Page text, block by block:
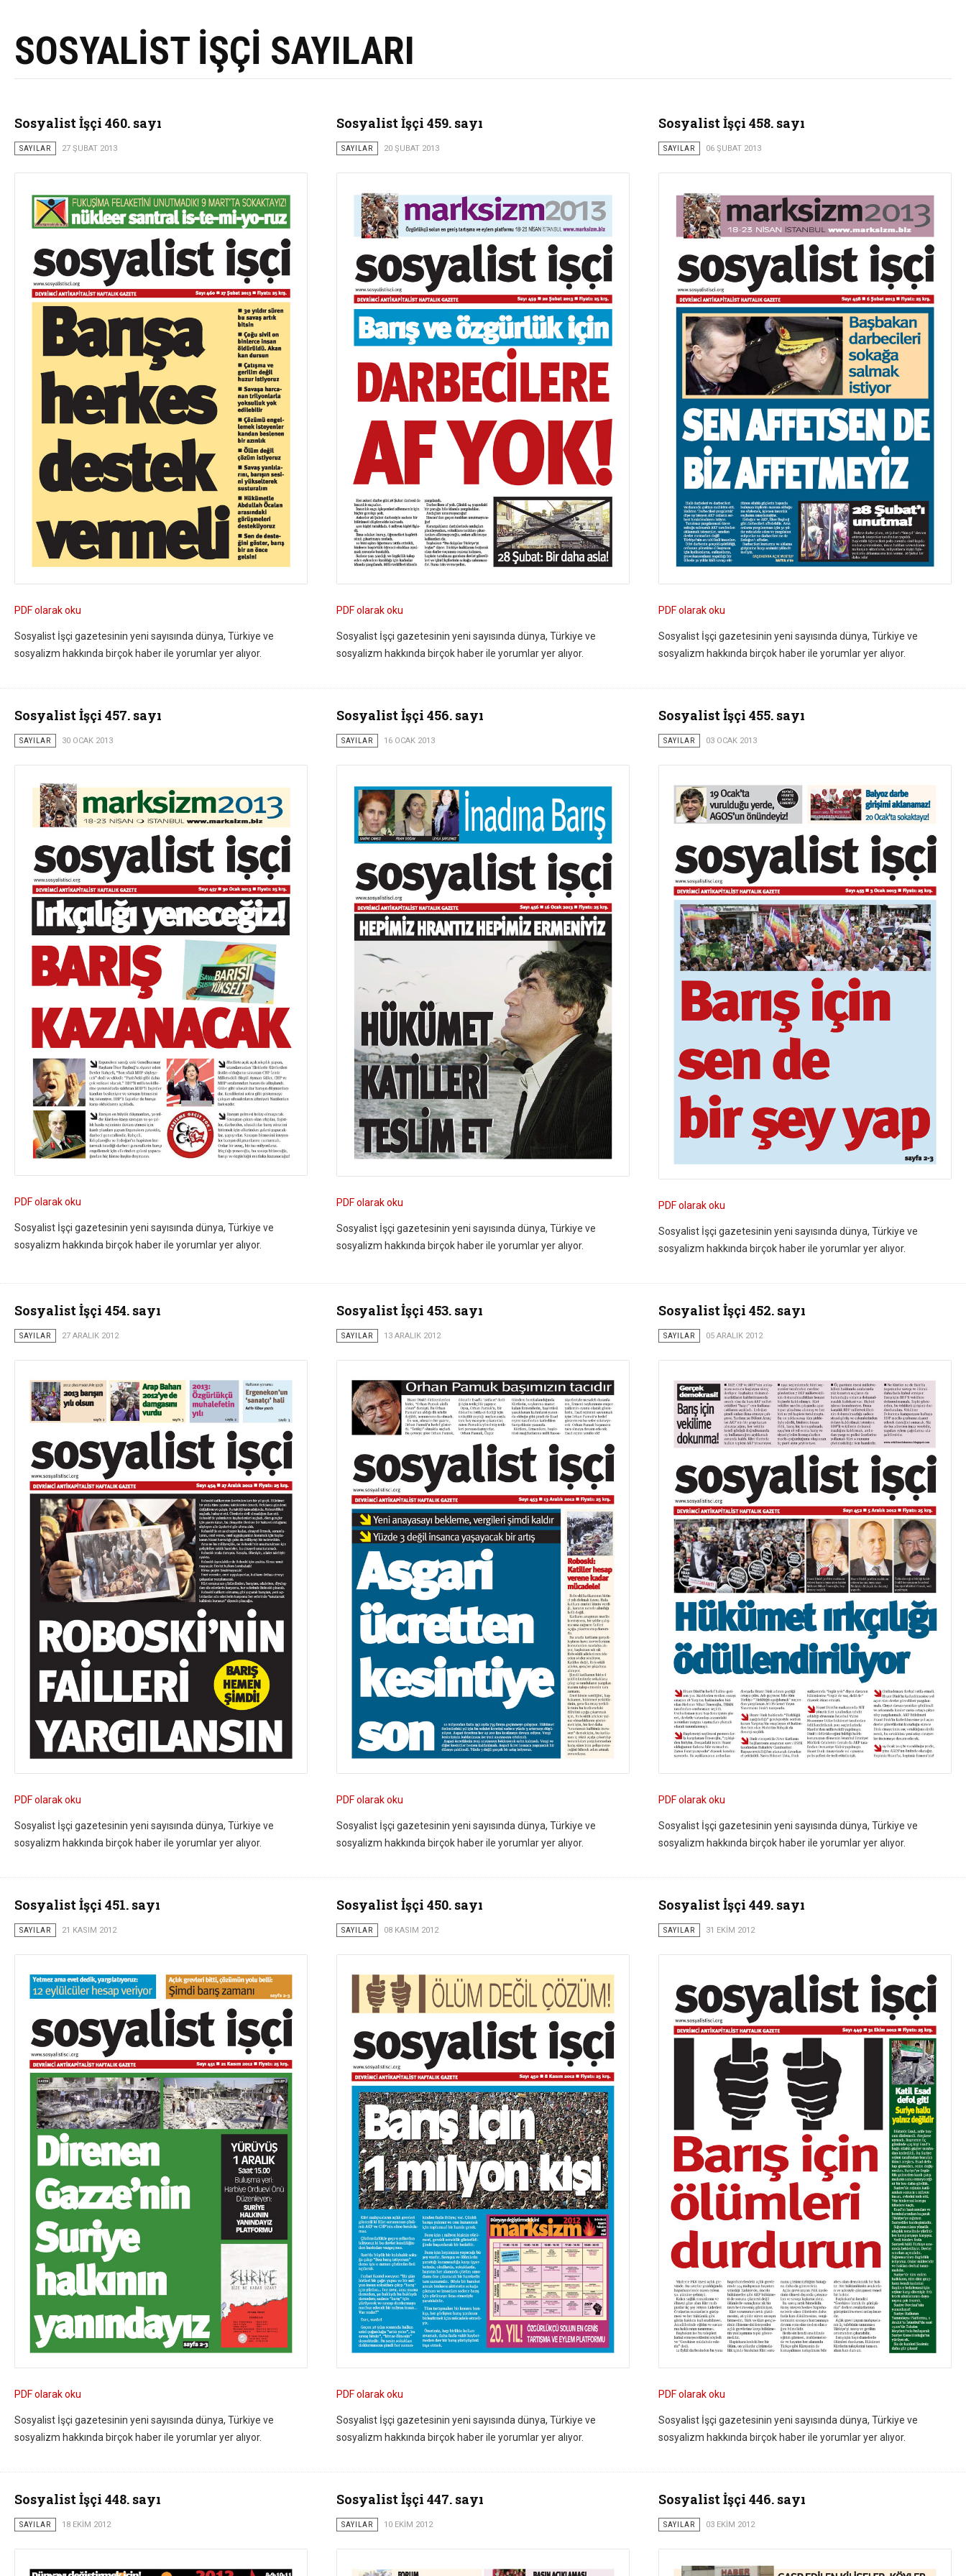
SOSYALİST İŞÇİ SAYILARI
Sosyalist İşçi 460. sayı
SAYILAR 27 ŞUBAT 2013
PDF olarak oku
Sosyalist İşçi gazetesinin yeni sayısında dünya, Türkiye ve
sosyalizm hakkında birçok haber ile yorumlar yer alıyor.
Sosyalist İşçi 459. sayı
SAYILAR 20 ŞUBAT 2013
PDF olarak oku
Sosyalist İşçi gazetesinin yeni sayısında dünya, Türkiye ve
sosyalizm hakkında birçok haber ile yorumlar yer alıyor.
Sosyalist İşçi 458. sayı
SAYILAR 06 ŞUBAT 2013
PDF olarak oku
Sosyalist İşçi gazetesinin yeni sayısında dünya, Türkiye ve
sosyalizm hakkında birçok haber ile yorumlar yer alıyor.
Sosyalist İşçi 457. sayı
SAYILAR 30 OCAK 2013
PDF olarak oku
Sosyalist İşçi gazetesinin yeni sayısında dünya, Türkiye ve
sosyalizm hakkında birçok haber ile yorumlar yer alıyor.
Sosyalist İşçi 456. sayı
SAYILAR 16 OCAK 2013
PDF olarak oku
Sosyalist İşçi gazetesinin yeni sayısında dünya, Türkiye ve
sosyalizm hakkında birçok haber ile yorumlar yer alıyor.
Sosyalist İşçi 455. sayı
SAYILAR 03 OCAK 2013
PDF olarak oku
Sosyalist İşçi gazetesinin yeni sayısında dünya, Türkiye ve
sosyalizm hakkında birçok haber ile yorumlar yer alıyor.
Sosyalist İşçi 454. sayı
SAYILAR 27 ARALIK 2012
PDF olarak oku
Sosyalist İşçi gazetesinin yeni sayısında dünya, Türkiye ve
sosyalizm hakkında birçok haber ile yorumlar yer alıyor.
Sosyalist İşçi 453. sayı
SAYILAR 13 ARALIK 2012
PDF olarak oku
Sosyalist İşçi gazetesinin yeni sayısında dünya, Türkiye ve
sosyalizm hakkında birçok haber ile yorumlar yer alıyor.
Sosyalist İşçi 452. sayı
SAYILAR 05 ARALIK 2012
PDF olarak oku
Sosyalist İşçi gazetesinin yeni sayısında dünya, Türkiye ve
sosyalizm hakkında birçok haber ile yorumlar yer alıyor.
Sosyalist İşçi 451. sayı
SAYILAR 21 KASIM 2012
PDF olarak oku
Sosyalist İşçi gazetesinin yeni sayısında dünya, Türkiye ve
sosyalizm hakkında birçok haber ile yorumlar yer alıyor.
Sosyalist İşçi 450. sayı
SAYILAR 08 KASIM 2012
PDF olarak oku
Sosyalist İşçi gazetesinin yeni sayısında dünya, Türkiye ve
sosyalizm hakkında birçok haber ile yorumlar yer alıyor.
Sosyalist İşçi 449. sayı
SAYILAR 31 EKIM 2012
PDF olarak oku
Sosyalist İşçi gazetesinin yeni sayısında dünya, Türkiye ve
sosyalizm hakkında birçok haber ile yorumlar yer alıyor.
Sosyalist İşçi 448. sayı
SAYILAR 18 EKIM 2012
Sosyalist İşçi 447. sayı
SAYILAR 10 EKIM 2012
Sosyalist İşçi 446. sayı
SAYILAR 03 EKIM 2012